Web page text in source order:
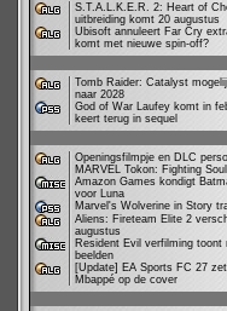
S.T.A.L.K.E.R. 2: Heart of
uitbreiding komt 20 augustus
Ubisoft annuleert Far Cry
komt met nieuwe spin-off?
Tomb Raider: Catalyst
naar 2028
God of War Laufey komt in
keert terug in sequel
Openingsfilmpje en DLC
MARVEL Tokon: Fighting
Amazon Games kondigt
voor Luna
Marvel's Wolverine in Story
Aliens: Fireteam Elite 2
augustus
Resident Evil verfilming toont
beelden
[Update] EA Sports FC 27
Mbappé op de cover